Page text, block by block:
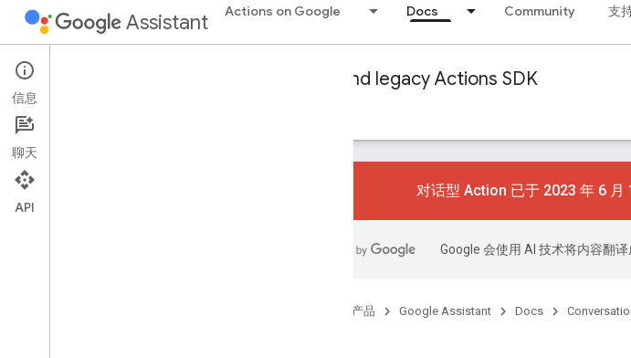
Assistant Actions on Google Docs Community 支
Conversational Actions Dialogflow and legacy Actions SDK
指南
对话型 Action 已于 2023 年 6
Google 会使用 AI 技术将内容翻
产品 Google Assistant Docs
信息
聊天
API